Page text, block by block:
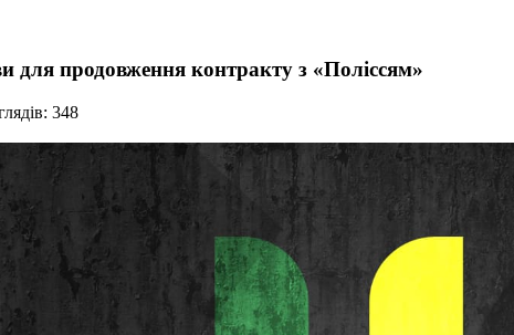
для продовження контракту з «Поліссям»
348